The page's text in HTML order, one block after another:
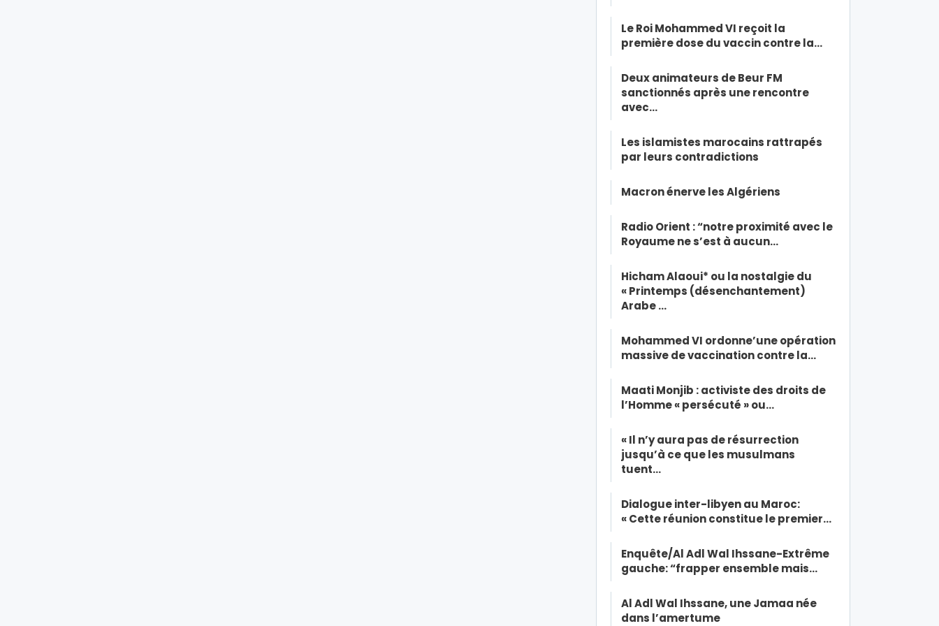
Le Roi Mohammed VI reçoit la
première dose du vaccin contre la…
Deux animateurs de Beur FM
sanctionnés après une rencontre
avec…
Les islamistes marocains rattrapés
par leurs contradictions
Macron énerve les Algériens
Radio Orient : “notre proximité avec le
Royaume ne s’est à aucun…
Hicham Alaoui* ou la nostalgie du
« Printemps (désenchantement)
Arabe …
Mohammed VI ordonne’une opération
massive de vaccination contre la…
Maati Monjib : activiste des droits de
l’Homme « persécuté » ou…
« Il n’y aura pas de résurrection
jusqu’à ce que les musulmans
tuent…
Dialogue inter-libyen au Maroc:
« Cette réunion constitue le premier…
Enquête/Al Adl Wal Ihssane-Extrême
gauche: “frapper ensemble mais…
Al Adl Wal Ihssane, une Jamaa née
dans l’amertume